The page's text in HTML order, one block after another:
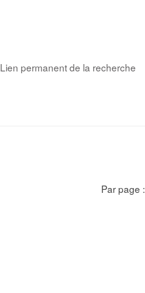
Lien permanent de la recherche
Par page :